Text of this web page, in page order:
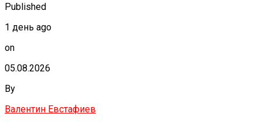
Published
1 день ago
on
05.08.2026
By
Валентин Евстафиев